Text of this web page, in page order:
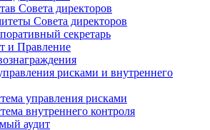
Совета директоров
Совета директоров
секретарь
и Правление
рисками и внутреннего
управления рисками
внутреннего контроля
аудит